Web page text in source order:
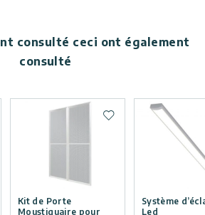
consulté ceci ont également
consulté
à la liste de souhaits
Kit de Porte
Moustiquaire pour
Ajouter à la liste
Système
Led